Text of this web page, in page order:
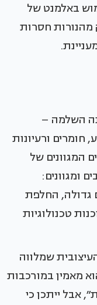
באלמנט של
חסרות
השלמה –
חומרים ורעיונות
המגוונים של
ומגוונים:
גדולה, החלפת
טכנולוגיות
שמלווה
מאמין במורכבות
אבל ייתכן כי